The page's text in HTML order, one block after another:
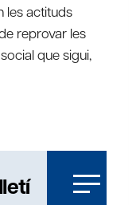
les actituds
reprovar les
que sigui,